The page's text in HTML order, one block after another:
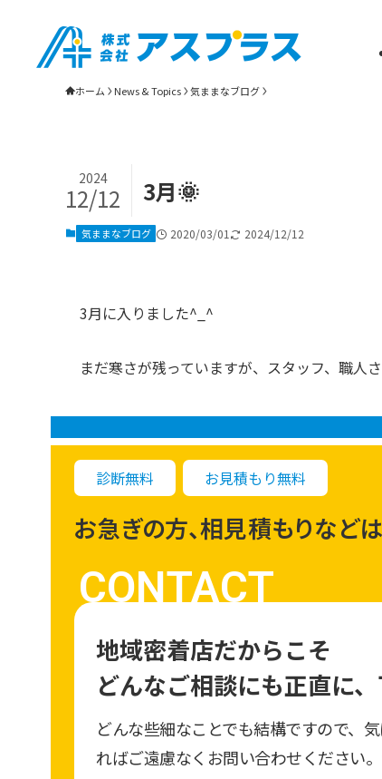
ホーム News & Topics 気ままなブログ
3月🌞
2024
12/12
気ままなブログ 2020/03/01 2024/12/12
3月に入りました^_^
まだ寒さが残っていますが、スタッフ、職人
診断無料 お見積もり無料
お急ぎの方、相見積もりなど
CONTACT
地域密着店だからこそ
どんなご相談にも正直に、
どんな些細なことでも結構ですので、
ればご遠慮なくお問い合わせください